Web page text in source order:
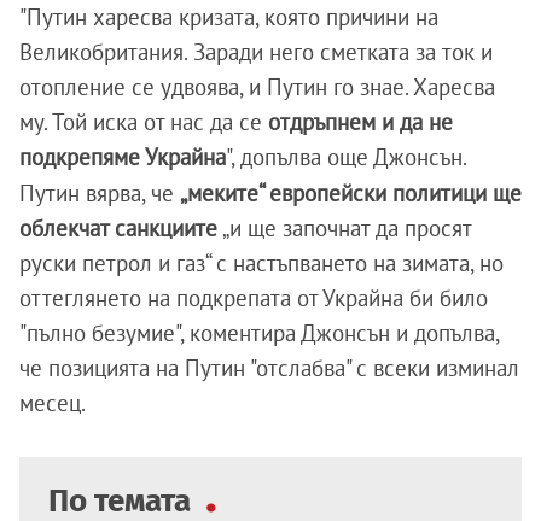
"Путин харесва кризата, която причини на
Великобритания. Заради него сметката за ток и
отопление се удвоява, и Путин го знае. Харесва
му. Той иска от нас да се отдръпнем и да не
подкрепяме Украйна", допълва още Джонсън.
Путин вярва, че „меките“ европейски политици ще
облекчат санкциите „и ще започнат да просят
руски петрол и газ“ с настъпването на зимата, но
оттеглянето на подкрепата от Украйна би било
"пълно безумие", коментира Джонсън и допълва,
че позицията на Путин "отслабва" с всеки изминал
месец.
По темата